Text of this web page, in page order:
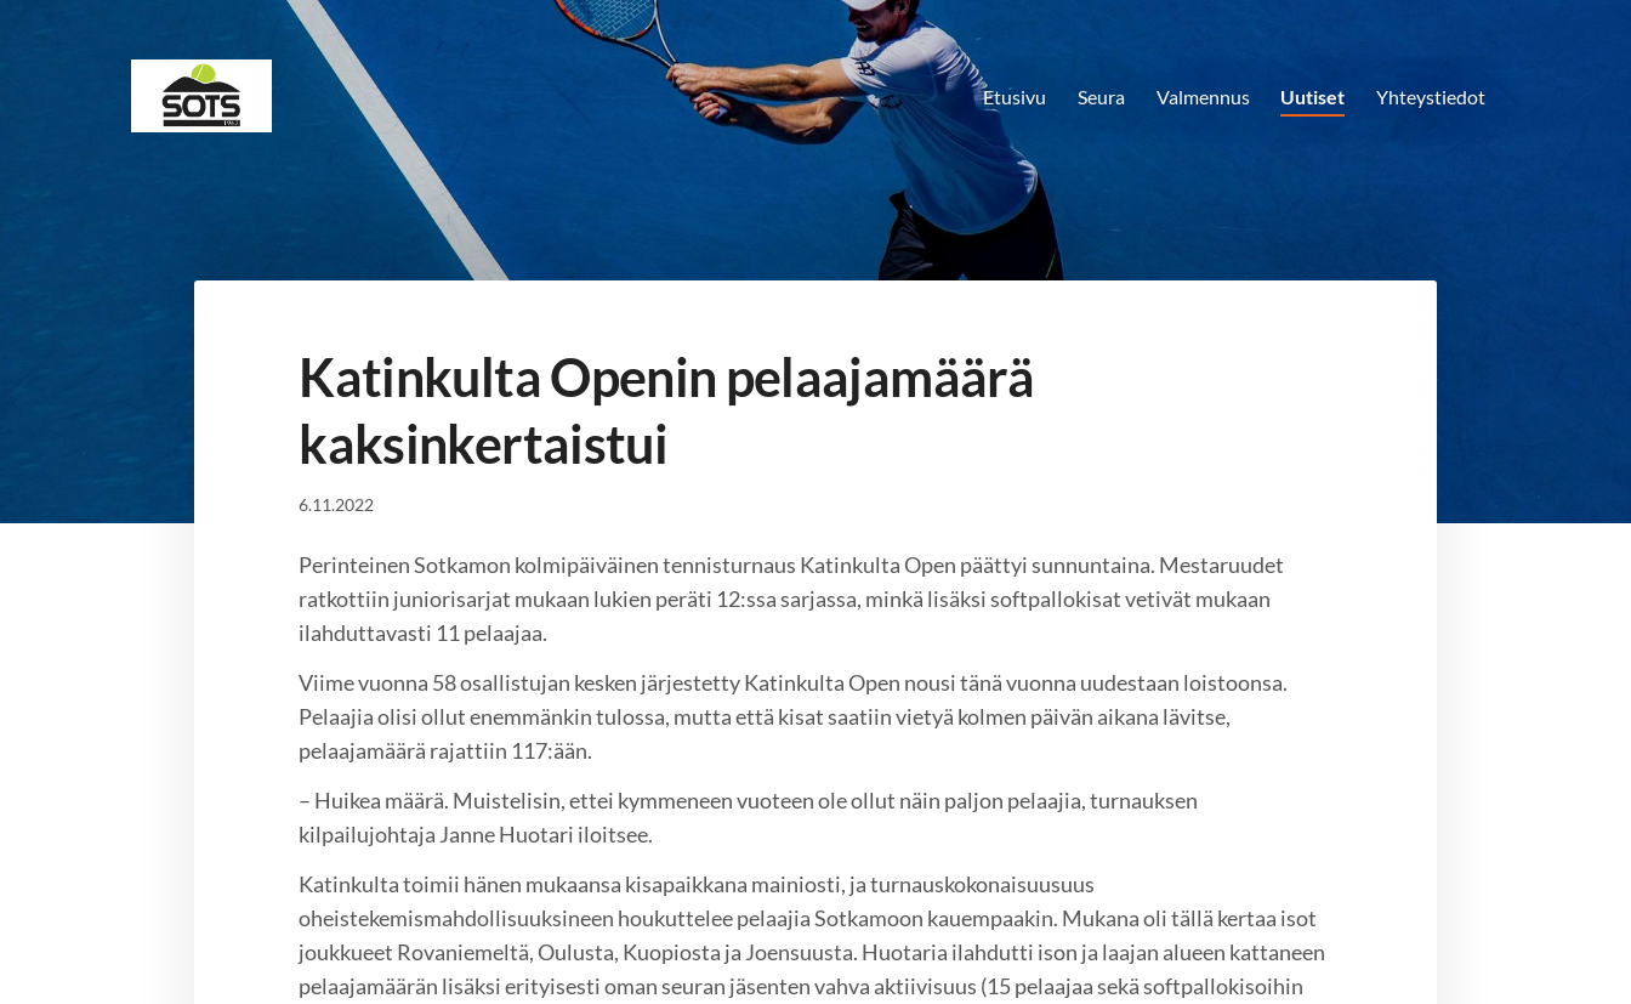
Sotkamon Tennisseura Etusivu Seura Valmennus Uutiset Yhteystiedot
Katinkulta Openin pelaajamäärä
kaksinkertaistui
6.11.2022
Perinteinen Sotkamon kolmipäiväinen tennisturnaus Katinkulta Open päättyi sunnuntaina. Mestaruudet
ratkottiin juniorisarjat mukaan lukien peräti 12:ssa sarjassa, minkä lisäksi softpallokisat vetivät mukaan
ilahduttavasti 11 pelaajaa.
Viime vuonna 58 osallistujan kesken järjestetty Katinkulta Open nousi tänä vuonna uudestaan loistoonsa.
Pelaajia olisi ollut enemmänkin tulossa, mutta että kisat saatiin vietyä kolmen päivän aikana lävitse,
pelaajamäärä rajattiin 117:ään.
– Huikea määrä. Muistelisin, ettei kymmeneen vuoteen ole ollut näin paljon pelaajia, turnauksen
kilpailujohtaja Janne Huotari iloitsee.
Katinkulta toimii hänen mukaansa kisapaikkana mainiosti, ja turnauskokonaisuusuus
oheistekemismahdollisuuksineen houkuttelee pelaajia Sotkamoon kauempaakin. Mukana oli tällä kertaa isot
joukkueet Rovaniemeltä, Oulusta, Kuopiosta ja Joensuusta. Huotaria ilahdutti ison ja laajan alueen kattaneen
pelaajamäärän lisäksi erityisesti oman seuran jäsenten vahva aktiivisuus (15 pelaajaa sekä softpallokisoihin